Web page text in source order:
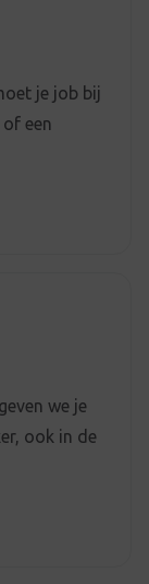
je job bij
een
we je
ook in de